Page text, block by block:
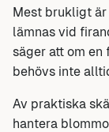
Mest brukligt
lämnas vid
säger att om en
behövs inte
Av praktiska
hantera